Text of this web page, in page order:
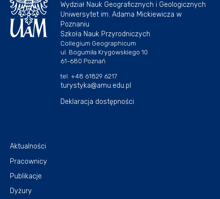
Wydział Nauk Geograficznych i Geologicznych
Uniwersytet im. Adama Mickiewicza w
Poznaniu
Szkoła Nauk Przyrodniczych
Collegium Geographicum
ul. Bogumiła Krygowskiego 10
61-680 Poznań
tel. +48 61829 6217
turystyka@amu.edu.pl
Deklaracja dostępności
Aktualności
Pracownicy
Publikacje
Dyżury